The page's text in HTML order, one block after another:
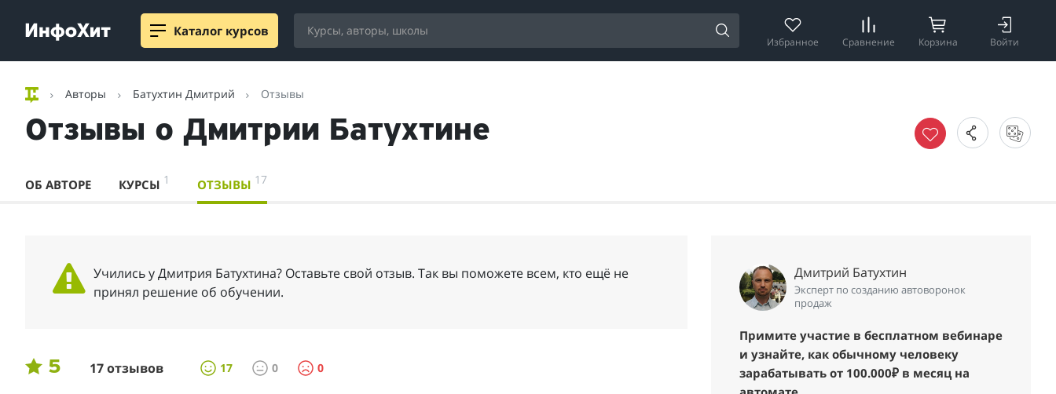
Каталог курсов
Избранное Сравнение Корзина Войти
Авторы Батухтин Дмитрий Отзывы
Отзывы о Дмитрии Батухтине
ОБ АВТОРЕ КУРСЫ 1 ОТЗЫВЫ 17
Учились у Дмитрия Батухтина? Оставьте свой отзыв. Так вы поможете всем, кто ещё не
принял решение об обучении.
5 17 отзывов 17 0 0
Дмитрий Батухтин
Эксперт по созданию автоворонок
продаж
Примите участие в бесплатном вебинаре
и узнайте, как обычному человеку
зарабатывать от 100.000₽ в месяц на